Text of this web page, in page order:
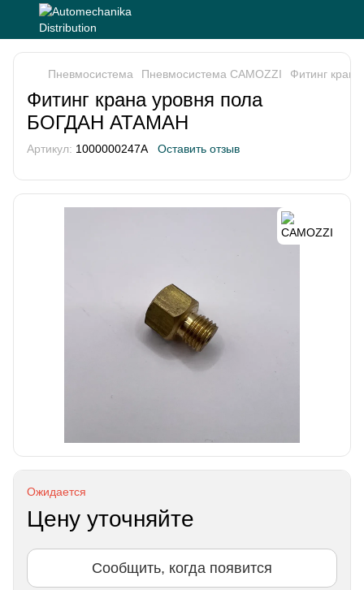
Пневмосистема Пневмосистема CAMOZZI Фитинг
Фитинг крана уровня пола
БОГДАН АТАМАН
Артикул: 1000000247A Оставить отзыв
Ожидается
Цену уточняйте
Сообщить, когда появится